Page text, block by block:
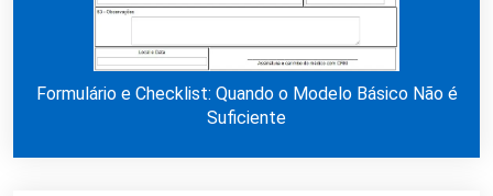
Formulário e Checklist: Quando o Modelo Básico Não é
Suficiente